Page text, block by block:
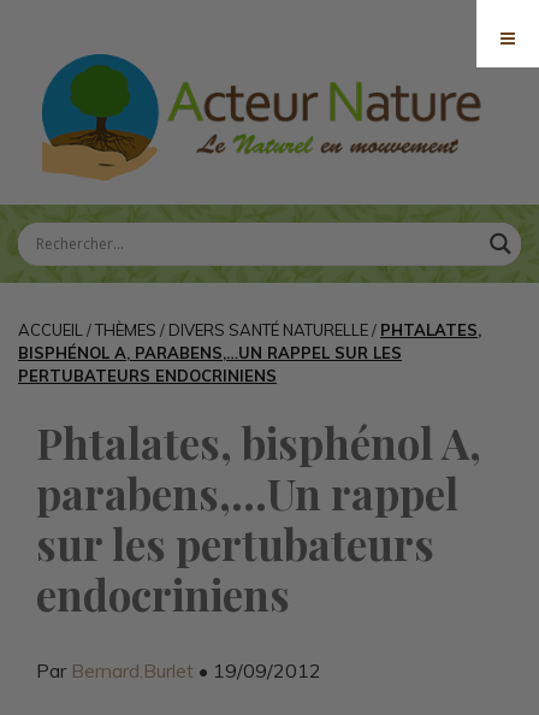
ACCUEIL /THÈMES / DIVERS SANTÉ NATURELLE/ PHTALATES,
BISPHÉNOL A, PARABENS,…UN RAPPEL SUR LES
PERTUBATEURS ENDOCRINIENS
Phtalates, bisphénol A,
parabens,…Un rappel
sur les pertubateurs
endocriniens
Par Bernard.Burlet • 19/09/2012